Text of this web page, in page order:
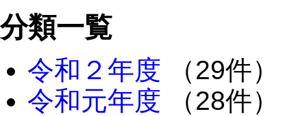
分類一覧
令和２年度 （29件）
令和元年度 （28件）